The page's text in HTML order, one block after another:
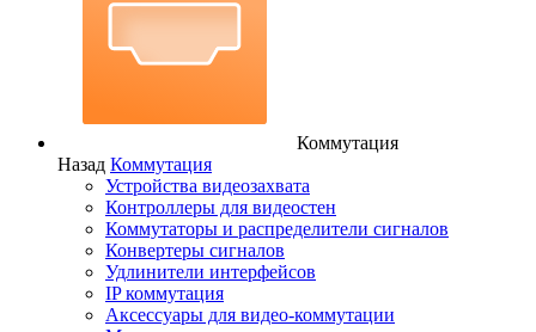
Коммутация
Назад Коммутация
Устройства видеозахвата
Контроллеры для видеостен
Коммутаторы и распределители сигналов
Конвертеры сигналов
Удлинители интерфейсов
IP коммутация
Аксессуары для видео-коммутации